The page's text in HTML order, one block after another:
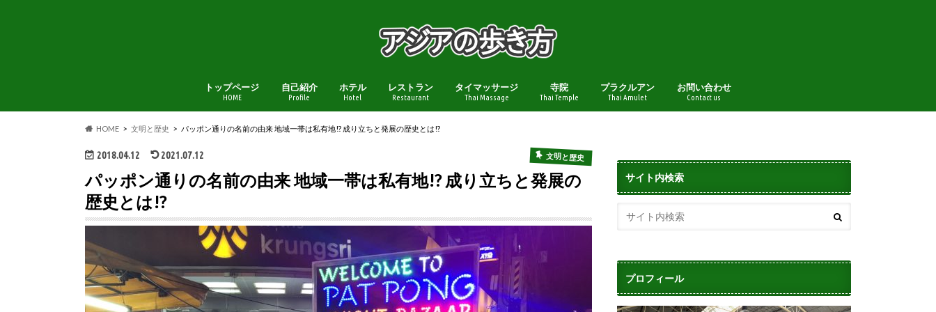
トップページ
HOME
自己紹介
Profile
ホテル
Hotel
レストラン
Restaurant
タイマッサージ
Thai Massage
寺院
Thai Temple
プラクルアン
Thai Amulet
お問い合わせ
Contact us
HOME 文明と歴史 パッポン通りの名前の由来 地域一帯は私有地!? 成り立ちと発展の歴史とは!?
2018.04.12 2021.07.12 文明と歴史
パッポン通りの名前の由来 地域一帯は私有地!? 成り立ちと発展の
歴史とは!?
サイト内検索
プロフィール